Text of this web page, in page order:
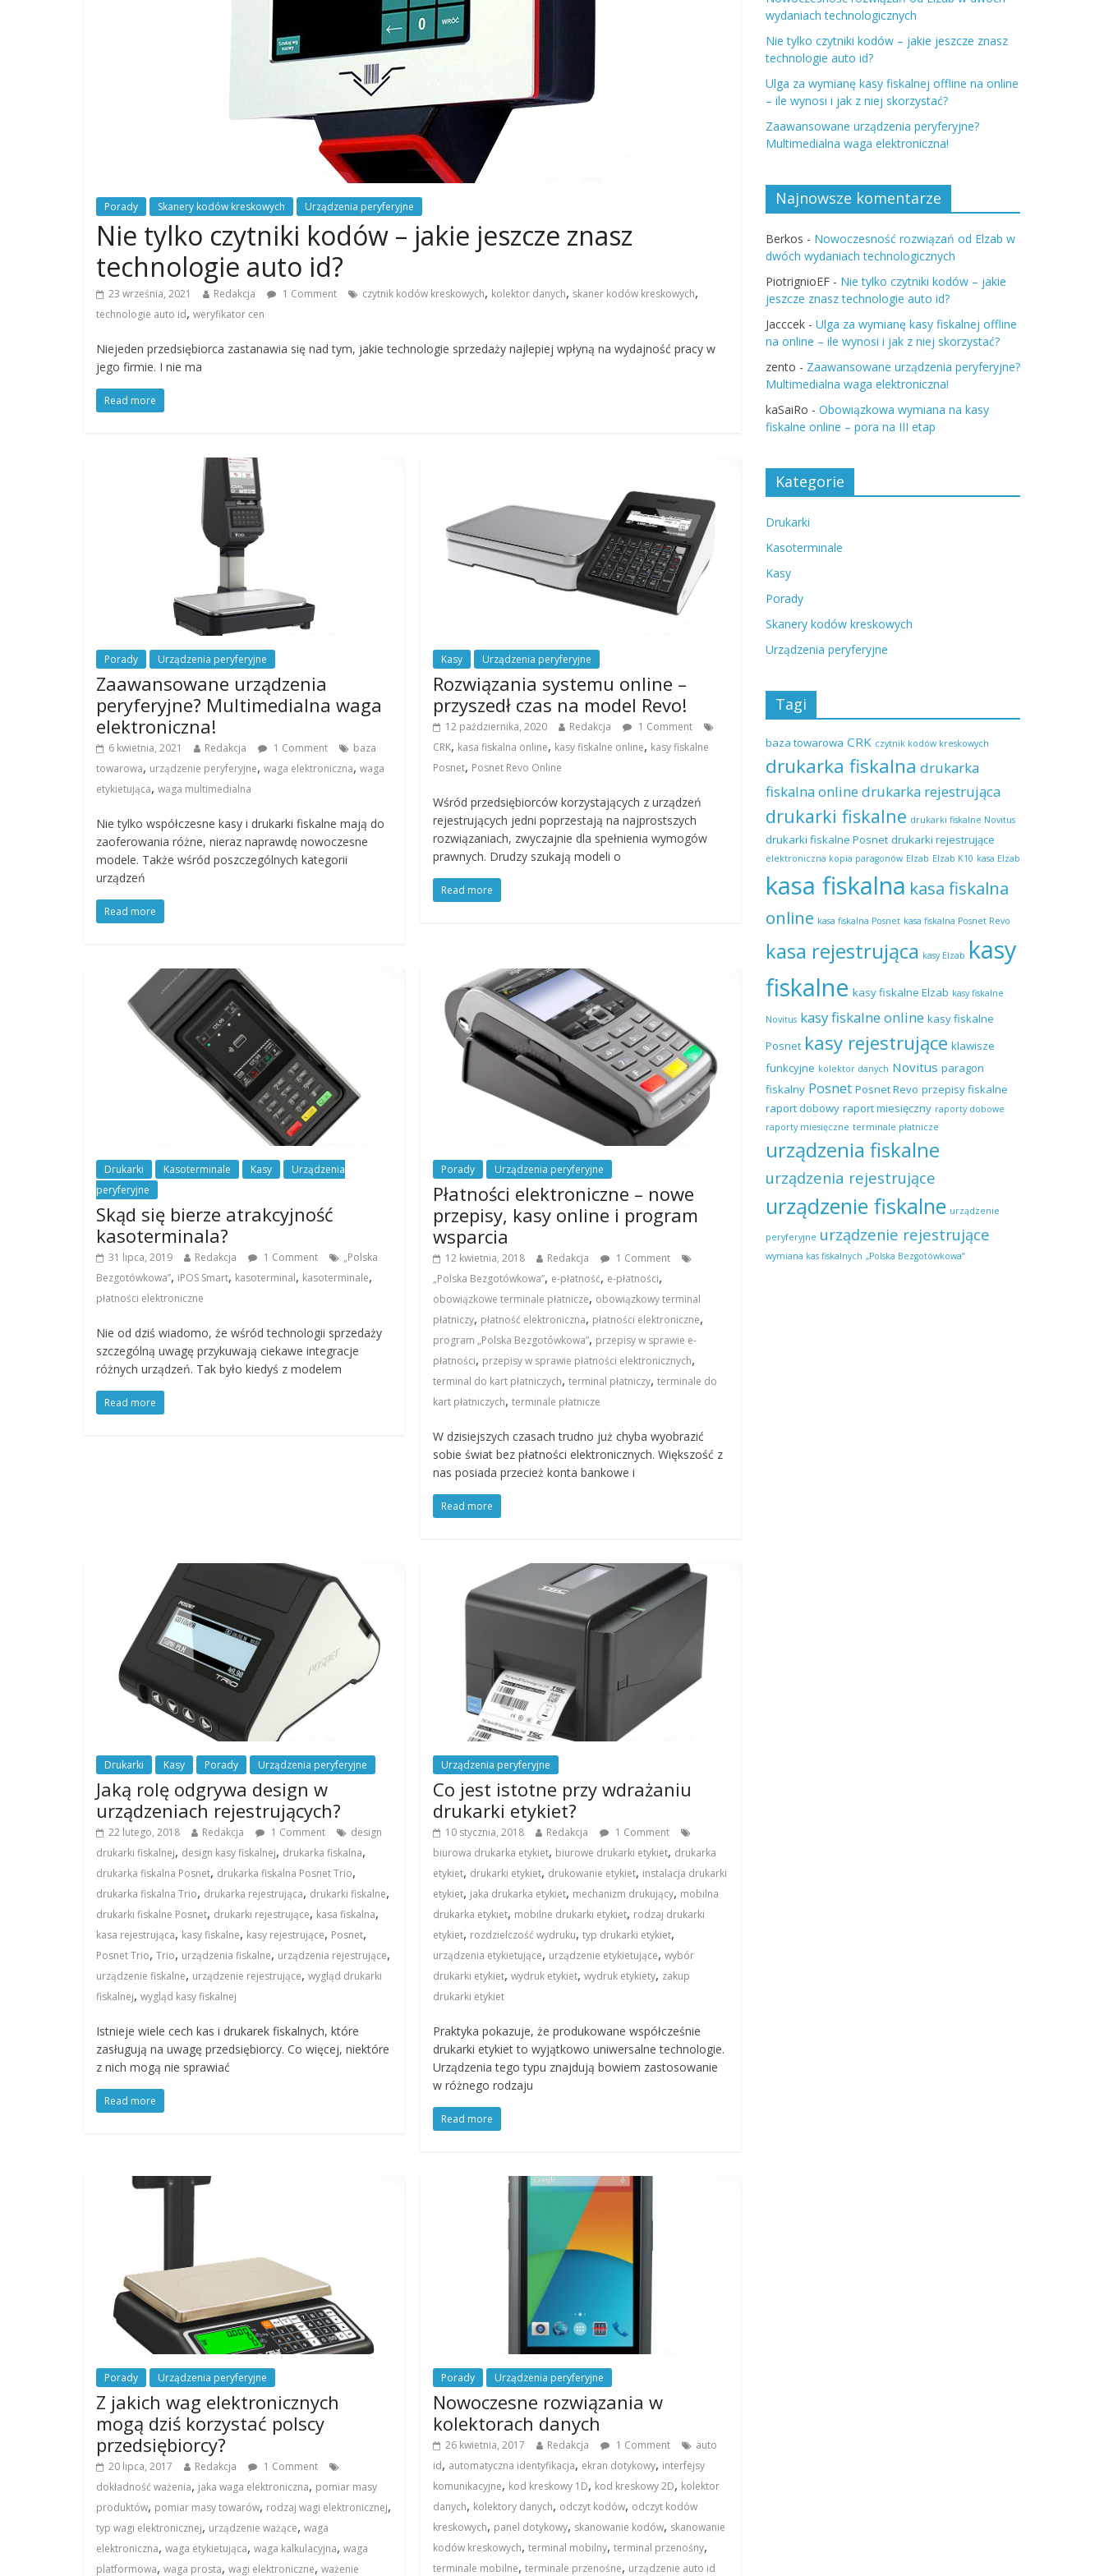
Porady Skanery kodów kreskowych Urządzenia peryferyjne
Nie tylko czytniki kodów – jakie jeszcze znasz
technologie auto id?
23 września, 2021 Redakcja 1 Comment czytnik kodów kreskowych, kolektor danych, skaner kodów kreskowych,
technologie auto id, weryfikator cen
Niejeden przedsiębiorca zastanawia się nad tym, jakie technologie sprzedaży najlepiej wpłyną na wydajność pracy w
jego firmie. I nie ma
Read more
Porady Urządzenia peryferyjne
Zaawansowane urządzenia
peryferyjne? Multimedialna waga
elektroniczna!
6 kwietnia, 2021 Redakcja 1 Comment
baza
towarowa, urządzenie peryferyjne, waga elektroniczna, waga
etykietująca, waga multimedialna
Nie tylko współczesne kasy i drukarki fiskalne mają do
zaoferowania różne, nieraz naprawdę nowoczesne
modele. Także wśród poszczególnych kategorii
urządzeń
Read more
Kasy Urządzenia peryferyjne
Rozwiązania systemu online –
przyszedł czas na model Revo!
12 października, 2020 Redakcja
1 Comment
CRK, kasa fiskalna online, kasy fiskalne online, kasy fiskalne
Posnet, Posnet Revo Online
Wśród przedsiębiorców korzystających z urządzeń
rejestrujących jedni poprzestają na najprostszych
rozwiązaniach, zwyczajnie dla spełnienia wymogów
prawnych. Drudzy szukają modeli o
Read more
Drukarki Kasoterminale Kasy
Urządzenia
peryferyjne
Skąd się bierze atrakcyjność
kasoterminala?
31 lipca, 2019 Redakcja 1 Comment
„Polska
Bezgotówkowa”, iPOS Smart, kasoterminal, kasoterminale,
płatności elektroniczne
Nie od dziś wiadomo, że wśród technologii sprzedaży
szczególną uwagę przykuwają ciekawe integracje
różnych urządzeń. Tak było kiedyś z modelem
Read more
Porady Urządzenia peryferyjne
Płatności elektroniczne – nowe
przepisy, kasy online i program
wsparcia
12 kwietnia, 2018 Redakcja
1 Comment
„Polska Bezgotówkowa”, e-płatność, e-płatności,
obowiązkowe terminale płatnicze, obowiązkowy terminal
płatniczy, płatność elektroniczna, płatności elektroniczne,
program „Polska Bezgotówkowa”, przepisy w sprawie e-
płatności, przepisy w sprawie płatności elektronicznych,
terminal do kart płatniczych,terminal płatniczy,terminale do
kart płatniczych,terminale płatnicze
W dzisiejszych czasach trudno już chyba wyobrazić
sobie świat bez płatności elektronicznych. Większość z
nas posiada przecież konta bankowe i
Read more
Drukarki Kasy Porady Urządzenia peryferyjne
Jaką rolę odgrywa design w
urządzeniach rejestrujących?
22 lutego, 2018 Redakcja 1 Comment
design
drukarki fiskalnej, design kasy fiskalnej, drukarka fiskalna,
drukarka fiskalna Posnet, drukarka fiskalna Posnet Trio,
drukarka fiskalna Trio, drukarka rejestrująca, drukarki fiskalne,
drukarki fiskalne Posnet, drukarki rejestrujące, kasa fiskalna,
kasa rejestrująca, kasy fiskalne, kasy rejestrujące, Posnet,
Posnet Trio, Trio, urządzenia fiskalne, urządzenia rejestrujące,
urządzenie fiskalne, urządzenie rejestrujące, wygląd drukarki
fiskalnej, wygląd kasy fiskalnej
Istnieje wiele cech kas i drukarek fiskalnych, które
zasługują na uwagę przedsiębiorcy. Co więcej, niektóre
z nich mogą nie sprawiać
Read more
Urządzenia peryferyjne
Co jest istotne przy wdrażaniu
drukarki etykiet?
10 stycznia, 2018 Redakcja
1 Comment
biurowa drukarka etykiet, biurowe drukarki etykiet, drukarka
etykiet, drukarki etykiet, drukowanie etykiet, instalacja drukarki
etykiet, jaka drukarka etykiet, mechanizm drukujący, mobilna
drukarka etykiet, mobilne drukarki etykiet, rodzaj drukarki
etykiet, rozdzielczość wydruku,typ drukarki etykiet,
urządzenia etykietujące, urządzenie etykietujące,wybór
drukarki etykiet,wydruk etykiet,wydruk etykiety, zakup
drukarki etykiet
Praktyka pokazuje, że produkowane współcześnie
drukarki etykiet to wyjątkowo uniwersalne technologie.
Urządzenia tego typu znajdują bowiem zastosowanie
w różnego rodzaju
Read more
Porady Urządzenia peryferyjne
Z jakich wag elektronicznych
mogą dziś korzystać polscy
przedsiębiorcy?
20 lipca, 2017 Redakcja
1 Comment
dokładność ważenia, jaka waga elektroniczna, pomiar masy
produktów, pomiar masy towarów, rodzaj wagi elektronicznej,
typ wagi elektronicznej, urządzenie ważące, waga
elektroniczna, waga etykietująca, waga kalkulacyjna, waga
platformowa, waga prosta, wagi elektroniczne, ważenie
Porady Urządzenia peryferyjne
Nowoczesne rozwiązania w
kolektorach danych
26 kwietnia, 2017 Redakcja 1 Comment
auto
id, automatyczna identyfikacja, ekran dotykowy, interfejsy
komunikacyjne, kod kreskowy 1D, kod kreskowy 2D, kolektor
danych, kolektory danych, odczyt kodów, odczyt kodów
kreskowych, panel dotykowy, skanowanie kodów, skanowanie
kodów kreskowych,terminal mobilny,terminal przenośny,
terminale mobilne,terminale przenośne, urządzenie auto id
wydaniach technologicznych
Nie tylko czytniki kodów – jakie jeszcze znasz
technologie auto id?
Ulga za wymianę kasy fiskalnej offline na online
– ile wynosi i jak z niej skorzystać?
Zaawansowane urządzenia peryferyjne?
Multimedialna waga elektroniczna!
Najnowsze komentarze
Berkos - Nowoczesność rozwiązań od Elzab w
dwóch wydaniach technologicznych
PiotrignioEF - Nie tylko czytniki kodów – jakie
jeszcze znasz technologie auto id?
Jacccek - Ulga za wymianę kasy fiskalnej offline
na online – ile wynosi i jak z niej skorzystać?
zento - Zaawansowane urządzenia peryferyjne?
Multimedialna waga elektroniczna!
kaSaiRo - Obowiązkowa wymiana na kasy
fiskalne online – pora na III etap
Kategorie
Drukarki
Kasoterminale
Kasy
Porady
Skanery kodów kreskowych
Urządzenia peryferyjne
Tagi
baza towarowa CRK czytnik kodów kreskowych
drukarka fiskalna drukarka
fiskalna online drukarka rejestrująca
drukarki fiskalne drukarki fiskalne Novitus
drukarki fiskalne Posnet drukarki rejestrujące
elektroniczna kopia paragonów Elzab Elzab K10 kasa Elzab
kasa fiskalna kasa fiskalna
online kasa fiskalna Posnet kasa fiskalna Posnet Revo
kasa rejestrująca kasy Elzab kasy
fiskalne kasy fiskalne Elzab kasy fiskalne
Novitus kasy fiskalne online kasy fiskalne
Posnet kasy rejestrujące klawisze
funkcyjne kolektor danych Novitus paragon
fiskalny Posnet Posnet Revo przepisy fiskalne
raport dobowy raport miesięczny raporty dobowe
raporty miesięczne terminale płatnicze
urządzenia fiskalne
urządzenia rejestrujące
urządzenie fiskalne urządzenie
peryferyjne urządzenie rejestrujące
wymiana kas fiskalnych „Polska Bezgotówkowa”